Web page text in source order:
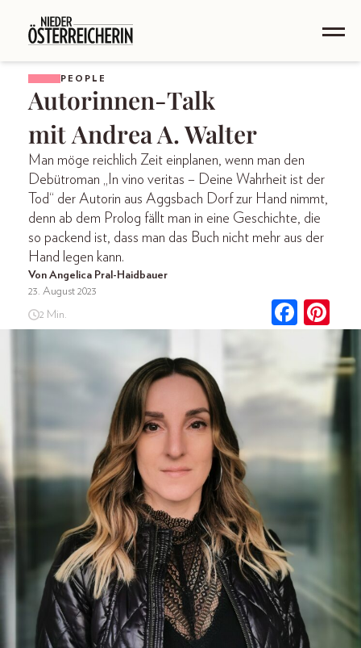
PEOPLE
Autorinnen-Talk
mit Andrea A. Walter
Man möge reichlich Zeit einplanen, wenn man den
Debütroman „In vino veritas – Deine Wahrheit ist der
Tod“ der Autorin aus Aggsbach Dorf zur Hand nimmt,
denn ab dem Prolog fällt man in eine Geschichte, die
so packend ist, dass man das Buch nicht mehr aus der
Hand legen kann.
Von Angelica Pral-Haidbauer
23. August 2023
2 Min.